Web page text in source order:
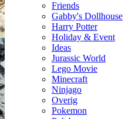
Friends
Gabby's Dollhouse
Harry Potter
Holiday & Event
Ideas
Jurassic World
Lego Movie
Minecraft
Ninjago
Overig
Pokemon